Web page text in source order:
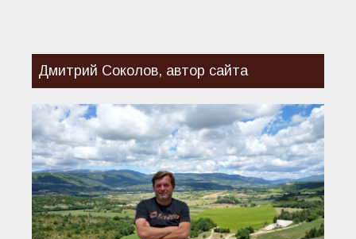
Дмитрий Соколов, автор сайта